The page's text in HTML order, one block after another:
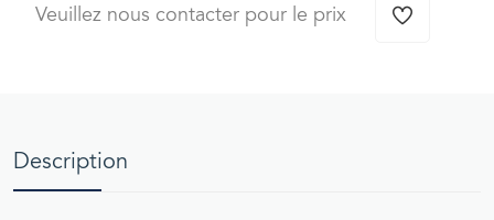
Veuillez nous contacter pour le prix
Description